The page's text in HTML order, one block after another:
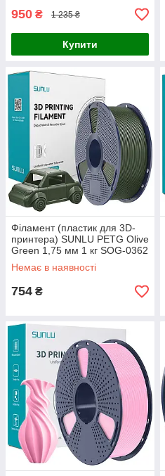
950 ₴ 1 235 ₴
Купити
Філамент (пластик для 3D-
принтера) SUNLU PETG Olive
Green 1,75 мм 1 кг SOG-0362
Немає в наявності
754 ₴